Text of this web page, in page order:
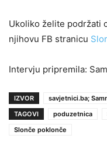
Ukoliko želite podržati
njihovu FB stranicu
Intervju pripremila:
IZVOR
savjetnici.ba;
TAGOVI
poduzetnica
Slonče poklonče